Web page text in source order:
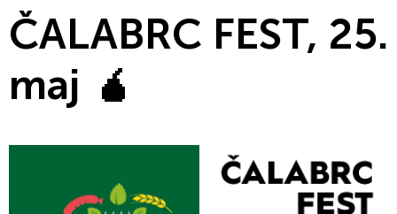
ČALABRC FEST, 25.
maj 🧉